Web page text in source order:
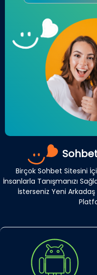
Birçok Sohbet Sitesini
İnsanlarla Tanışmanızı
İsterseniz Yeni